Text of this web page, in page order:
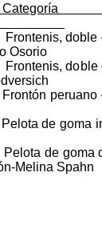
doble –
Osorio
doble –
peruano
de goma
de goma
Melina Spahn